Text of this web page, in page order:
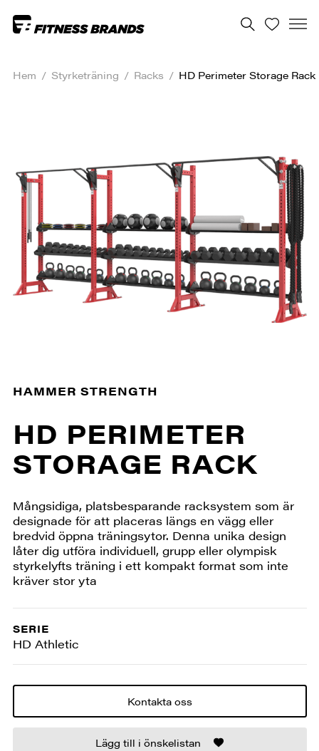
Hem / Styrketräning / Racks / HD Perimeter Storage Rack
HAMMER STRENGTH
HD PERIMETER
STORAGE RACK
Mångsidiga, platsbesparande racksystem som är
designade för att placeras längs en vägg eller
bredvid öppna träningsytor. Denna unika design
låter dig utföra individuell, grupp eller olympisk
styrkelyfts träning i ett kompakt format som inte
kräver stor yta
SERIE
HD Athletic
Kontakta oss
Lägg till i önskelistan